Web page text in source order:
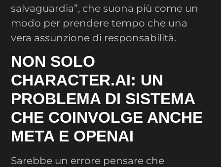
salvaguardia”, che suona più come un
modo per prendere tempo che una
vera assunzione di responsabilità.
NON SOLO
CHARACTER.AI: UN
PROBLEMA DI SISTEMA
CHE COINVOLGE ANCHE
META E OPENAI
Sarebbe un errore pensare che